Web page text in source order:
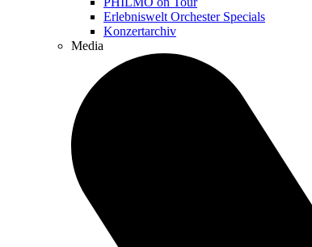
Erlebniswelt Orchester Specials
Konzertarchiv
Media